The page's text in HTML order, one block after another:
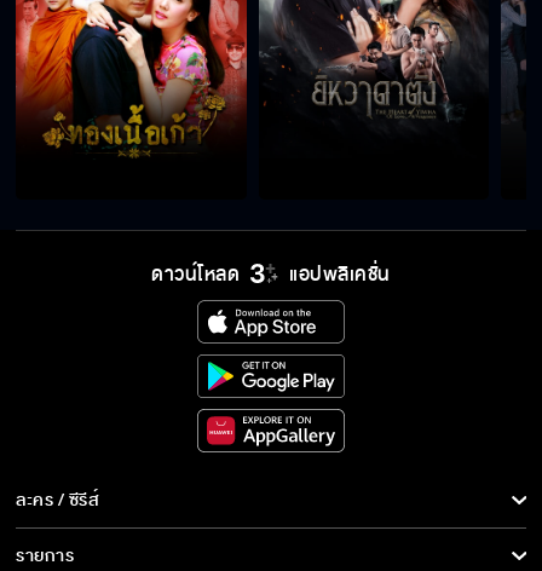
เอาพินัยกรรมมาให้ได้
คืนลูกสาวกูมาเดี๋ยวนี้
เลิกยุ่งเรื่องของฉันสักที
ดาวน์โหลด แอปพลิเคชั่น
ละคร / ซีรีส์
ละคร/ซีรีส์
รายการ